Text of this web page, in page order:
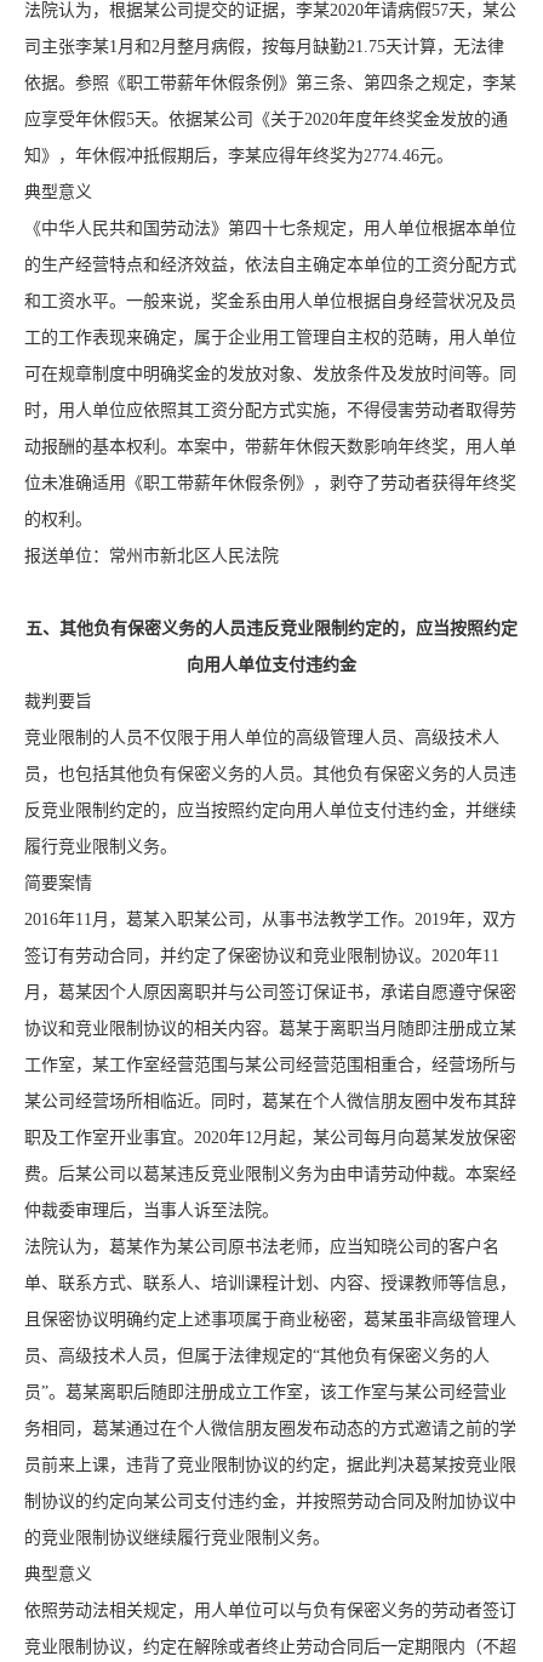
法院认为，根据某公司提交的证据，李某2020年请病假57天，某公
司主张李某1月和2月整月病假，按每月缺勤21.75天计算，无法律
依据。参照《职工带薪年休假条例》第三条、第四条之规定，李某
应享受年休假5天。依据某公司《关于2020年度年终奖金发放的通
知》，年休假冲抵假期后，李某应得年终奖为2774.46元。
典型意义
《中华人民共和国劳动法》第四十七条规定，用人单位根据本单位
的生产经营特点和经济效益，依法自主确定本单位的工资分配方式
和工资水平。一般来说，奖金系由用人单位根据自身经营状况及员
工的工作表现来确定，属于企业用工管理自主权的范畴，用人单位
可在规章制度中明确奖金的发放对象、发放条件及发放时间等。同
时，用人单位应依照其工资分配方式实施，不得侵害劳动者取得劳
动报酬的基本权利。本案中，带薪年休假天数影响年终奖，用人单
位未准确适用《职工带薪年休假条例》，剥夺了劳动者获得年终奖
的权利。
报送单位：常州市新北区人民法院
五、其他负有保密义务的人员违反竞业限制约定的，应当按照约定
向用人单位支付违约金
裁判要旨
竞业限制的人员不仅限于用人单位的高级管理人员、高级技术人
员，也包括其他负有保密义务的人员。其他负有保密义务的人员违
反竞业限制约定的，应当按照约定向用人单位支付违约金，并继续
履行竞业限制义务。
简要案情
2016年11月，葛某入职某公司，从事书法教学工作。2019年，双方
签订有劳动合同，并约定了保密协议和竞业限制协议。2020年11
月，葛某因个人原因离职并与公司签订保证书，承诺自愿遵守保密
协议和竞业限制协议的相关内容。葛某于离职当月随即注册成立某
工作室，某工作室经营范围与某公司经营范围相重合，经营场所与
某公司经营场所相临近。同时，葛某在个人微信朋友圈中发布其辞
职及工作室开业事宜。2020年12月起，某公司每月向葛某发放保密
费。后某公司以葛某违反竞业限制义务为由申请劳动仲裁。本案经
仲裁委审理后，当事人诉至法院。
法院认为，葛某作为某公司原书法老师，应当知晓公司的客户名
单、联系方式、联系人、培训课程计划、内容、授课教师等信息，
且保密协议明确约定上述事项属于商业秘密，葛某虽非高级管理人
员、高级技术人员，但属于法律规定的“其他负有保密义务的人
员”。葛某离职后随即注册成立工作室，该工作室与某公司经营业
务相同，葛某通过在个人微信朋友圈发布动态的方式邀请之前的学
员前来上课，违背了竞业限制协议的约定，据此判决葛某按竞业限
制协议的约定向某公司支付违约金，并按照劳动合同及附加协议中
的竞业限制协议继续履行竞业限制义务。
典型意义
依照劳动法相关规定，用人单位可以与负有保密义务的劳动者签订
竞业限制协议，约定在解除或者终止劳动合同后一定期限内（不超